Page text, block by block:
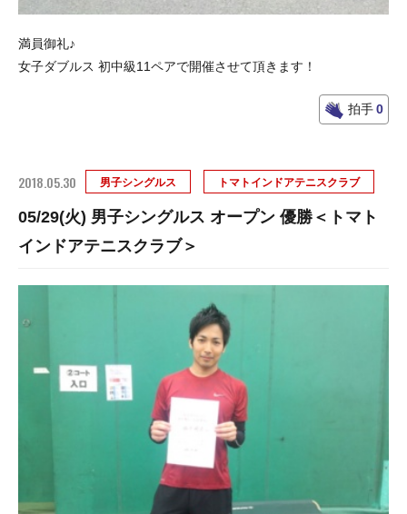
満員御礼♪
女子ダブルス 初中級11ペアで開催させて頂きます！
拍手0
2018.05.30 男子シングルス トマトインドアテニスクラブ
05/29(火) 男子シングルス オープン 優勝＜トマト
インドアテニスクラブ＞